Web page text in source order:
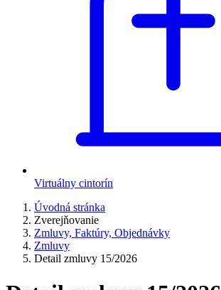
Virtuálny cintorín
Úvodná stránka
Zverejňovanie
Zmluvy, Faktúry, Objednávky
Zmluvy
Detail zmluvy 15/2026